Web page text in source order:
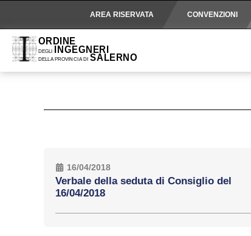
AREA RISERVATA CONVENZIONI
16/04/2018
Verbale della seduta di Consiglio del
16/04/2018